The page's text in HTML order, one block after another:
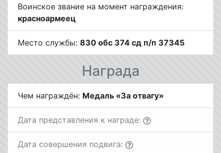
Воинское звание на момент награждения:
красноармеец
Место службы: 830 обс 374 сд п/п 37345
Награда
Чем награждён: Медаль «За отвагу»
Дата представления к награде:
Дата совершения подвига: